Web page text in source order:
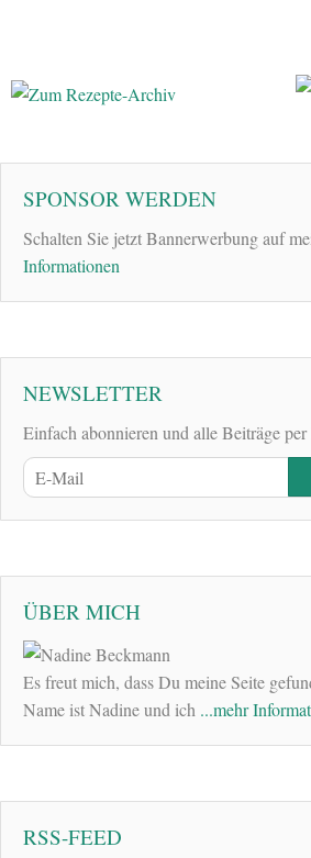
SPONSOR WERDEN
Schalten Sie jetzt Bannerwerbung auf
Informationen
NEWSLETTER
Einfach abonnieren und alle Beiträge
ÜBER MICH
Es freut mich, dass Du meine Seite
Name ist Nadine und ich ...mehr
RSS-FEED